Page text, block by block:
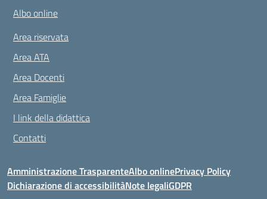
Albo online
Area riservata
Area ATA
Area Docenti
Area Famiglie
I link della didattica
Contatti
Amministrazione TrasparenteAlbo onlinePrivacy Policy
Dichiarazione di accessibilitàNote legaliGDPR